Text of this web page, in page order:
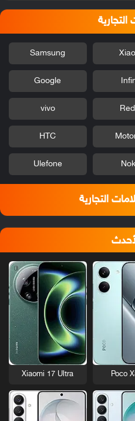
التجارية
Samsung
Google
vivo
HTC
Ulefone
التجارية
Poco
Xiaomi 17 Ultra